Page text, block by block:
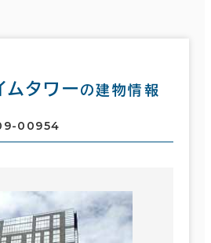
ムタワー の建物情報
00954